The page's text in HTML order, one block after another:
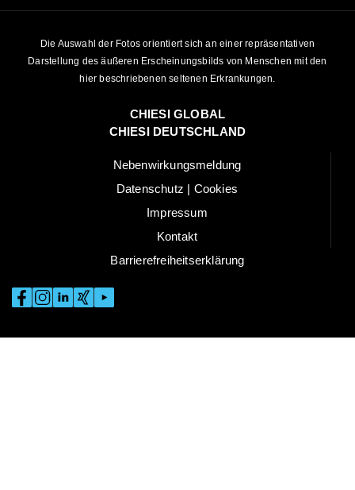
Die Auswahl der Fotos orientiert sich an einer repräsentativen
Darstellung des äußeren Erscheinungsbilds von Menschen mit den
hier beschriebenen seltenen Erkrankungen.
CHIESI GLOBAL
CHIESI DEUTSCHLAND
Nebenwirkungsmeldung
Datenschutz | Cookies
Impressum
Kontakt
Barrierefreiheitserklärung